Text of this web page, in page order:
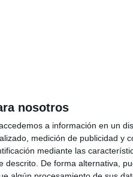
nosotros
a información en un
medición de publicidad y
mediante las
descrito. De forma alternativa,